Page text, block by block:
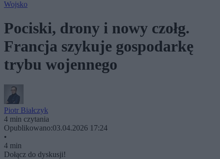
Wojsko
Pociski, drony i nowy czołg.
Francja szykuje gospodarkę
trybu wojennego
Piotr Białczyk
4 min czytania
Opublikowano:03.04.2026 17:24
•
4 min
Dołącz do dyskusji!